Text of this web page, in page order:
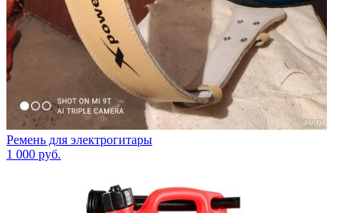
Ремень для электрогитары
1 000 руб.